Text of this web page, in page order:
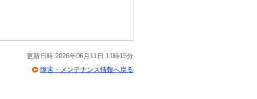
更新日時 2026年06月11日 11時15分
障害・メンテナンス情報へ戻る